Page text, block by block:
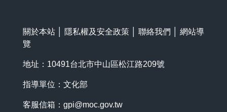
關於本站 隱私權及安全政策 聯絡我們
網站導
覽
地址：10491台北市中山區松江路209號
指導單位：文化部
客服信箱： gpi@moc.gov.tw